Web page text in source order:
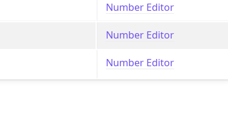
Number Editor
Number Editor
Number Editor